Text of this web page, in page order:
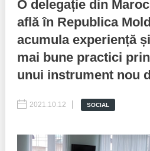
Reports
Projects in progres
Implemented projects
Procedures manual
Notes & positions
Best parctices
Governance transparency
Sociometric Laboratory
People Watch
O delegație din
află în Republica
acumula experiență
mai bune practici
unui instrument nou
2021.10.12 SOCIAL